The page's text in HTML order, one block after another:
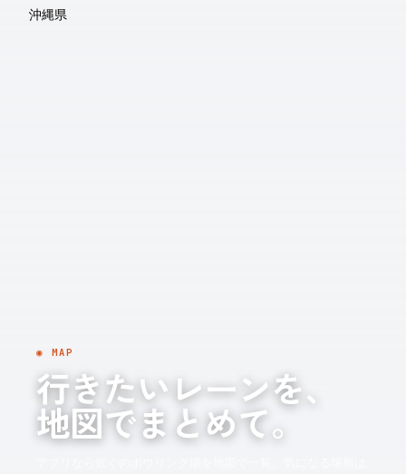
沖縄県
◉ MAP
行きたいレーンを、
地図でまとめて。